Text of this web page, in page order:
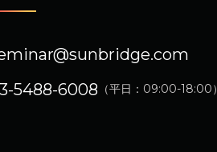
5488-6008 （平日：09:00-18:00）